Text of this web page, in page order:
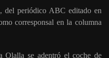
del periódico ABC editado en
corresponsal en la columna
Olalla se adentró el coche de